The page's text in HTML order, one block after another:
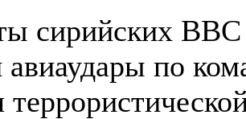
сирийских ВВС
авиаудары по